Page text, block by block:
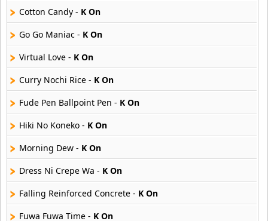
6 músicas online
Akikan
15 músicas online
Alejandro Arnais
3 músicas online
Amaenaideyo
26 músicas online
Amagami Ss
50 músicas online
Cotton Candy - K On
Go Go Maniac - K On
Virtual Love - K On
Curry Nochi Rice - K On
Fude Pen Ballpoint Pen - K On
Hiki No Koneko - K On
Morning Dew - K On
Dress Ni Crepe Wa - K On
Falling Reinforced Concrete - K On
Fuwa Fuwa Time - K On